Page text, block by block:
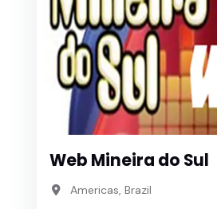
Web Mineira do Sul
Americas, Brazil